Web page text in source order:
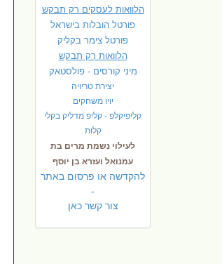
הלוואות לעסקים רק תבקש
פורטל הובלות בישראל
פורטל צימר בקליק
הלוואות רק תבקש
מיני קורסים - פולסטאק
יצירת טריויה
יויו משחקים
קליפיקלפ - קליפ מדליק בקלי
קלות
לעילוי נשמת מרים בת
עמנואל ועזרא בן יוסף
להקדשה או פרסום באתר
-
צור קשר כאן